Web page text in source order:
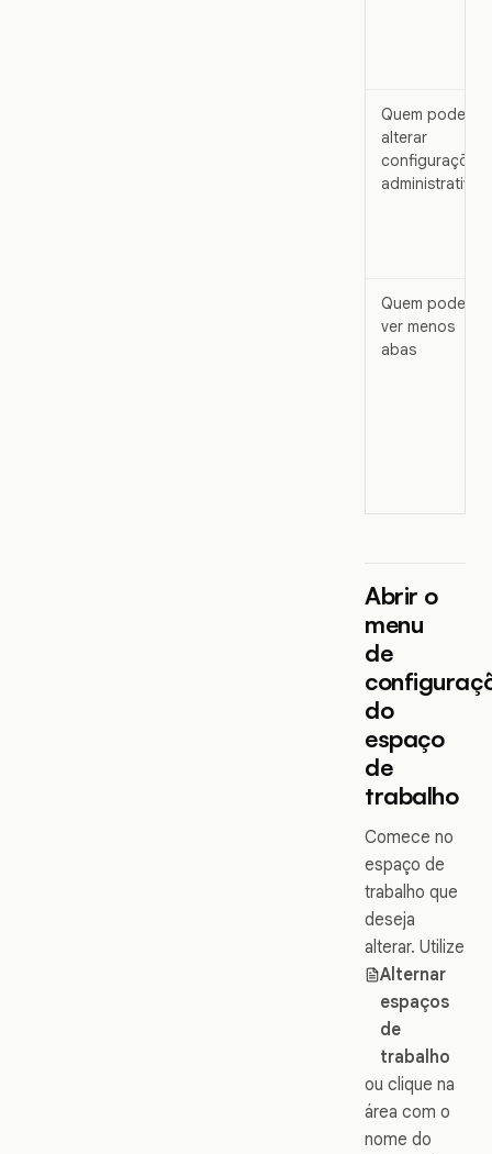
Quem pode
alterar
configurações
administrativas
Quem pode
ver menos
abas
Abrir o
menu
de
do
espaço
de
trabalho
Comece no
espaço de
trabalho que
deseja
alterar. Utilize
Alternar
espaços
de
trabalho
ou clique na
área com o
nome do